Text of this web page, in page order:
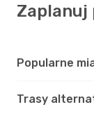
Zaplanuj
Popularne
Trasy